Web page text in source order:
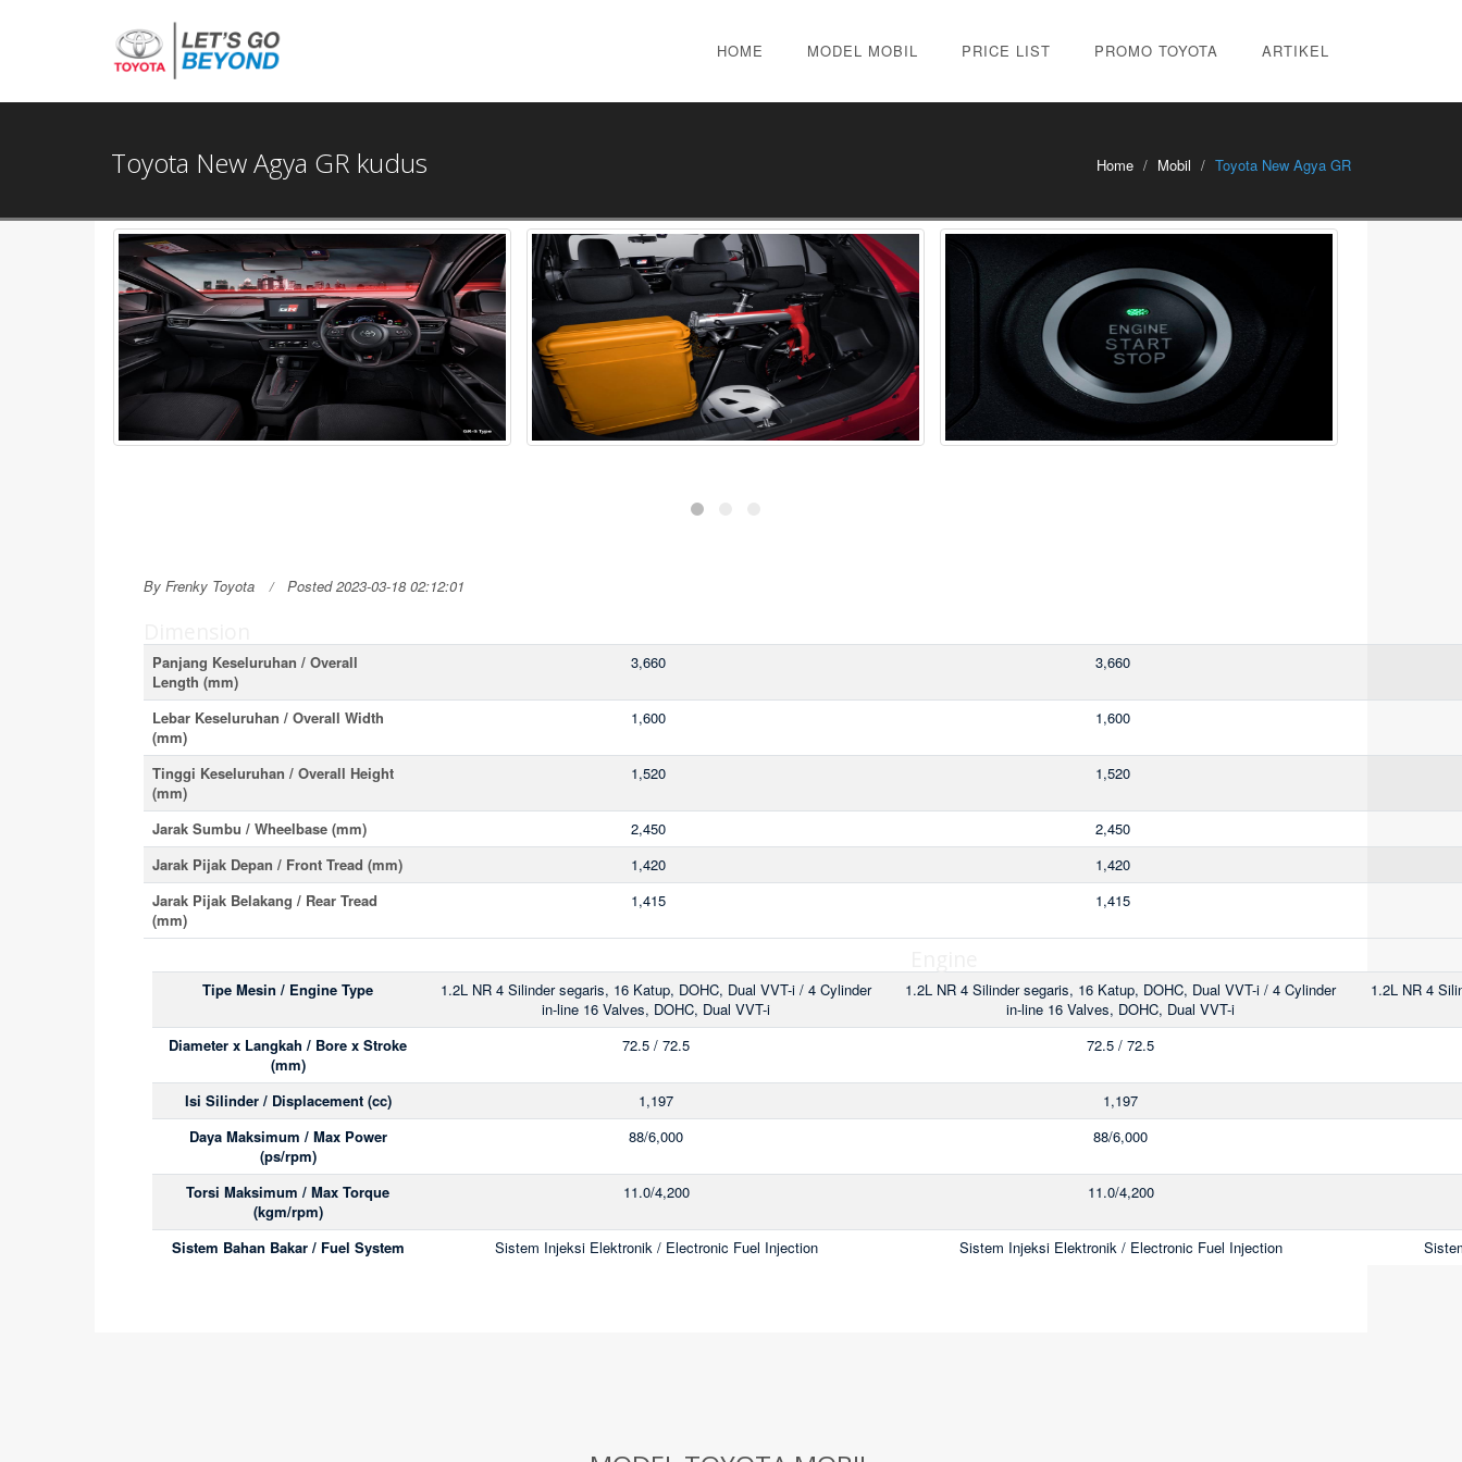
HOME MODEL MOBIL PRICE LIST PROMO TOYOTA ARTIKEL
Toyota New Agya GR kudus Home Mobil Toyota New Agya GR
By Frenky Toyota Posted 2023-03-18 02:12:01
Panjang Keseluruhan / Overall
Length (mm)
3,660 3,660
Lebar Keseluruhan / Overall Width
(mm)
1,600 1,600
Tinggi Keseluruhan / Overall Height
(mm)
1,520 1,520
Jarak Sumbu / Wheelbase (mm) 2,450
2,450
Jarak Pijak Depan / Front Tread (mm)
1,420
1,420
Jarak Pijak Belakang / Rear Tread
(mm)
1,415 1,415
Tipe Mesin / Engine Type
1.2L NR 4 Silinder segaris, 16 Katup, DOHC, Dual VVT-i / 4 Cylinder
in-line 16 Valves, DOHC, Dual VVT-i
1.2L NR 4 Silinder segaris, 16 Katup, DOHC, Dual VVT-i / 4 Cylinder
in-line 16 Valves, DOHC, Dual VVT-i
1.2L NR 4
Diameter x Langkah / Bore x Stroke
(mm)
72.5 / 72.5 72.5 / 72.5
Isi Silinder / Displacement (cc) 1,197
1,197
Daya Maksimum / Max Power
(ps/rpm)
88/6,000 88/6,000
Torsi Maksimum / Max Torque
(kgm/rpm)
11.0/4,200 11.0/4,200
Sistem Bahan Bakar / Fuel System Sistem Injeksi Elektronik / Electronic Fuel Injection Sistem Injeksi Elektronik / Electronic Fuel Injection